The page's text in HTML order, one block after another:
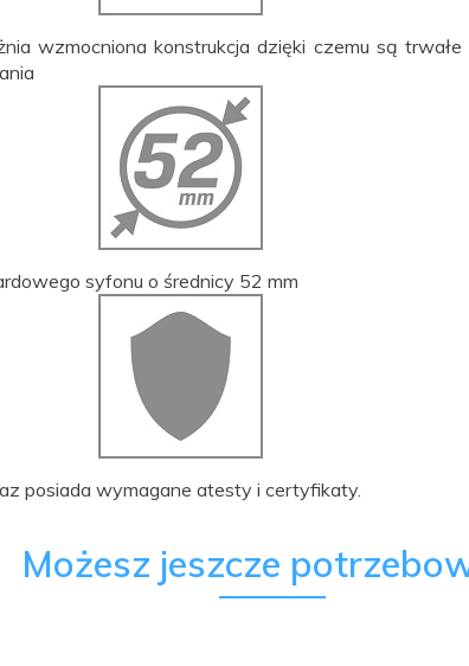
wzmocniona konstrukcja dzięki czemu są
syfonu o średnicy 52 mm
posiada wymagane atesty i certyfikaty.
Możesz jeszcze